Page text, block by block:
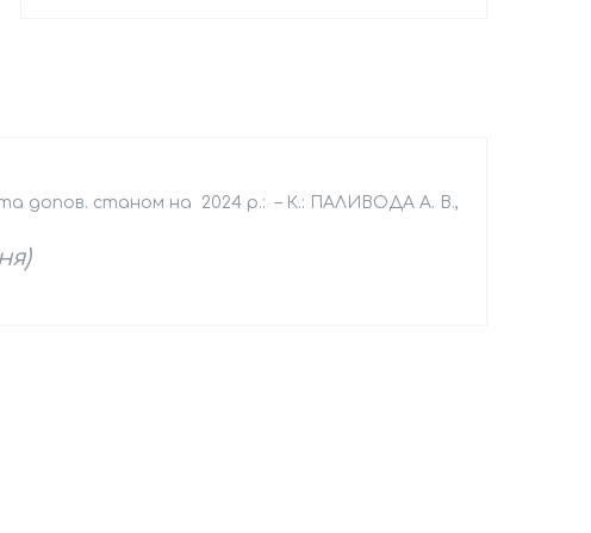
та допов. станом на 2024 р.: – К.: ПАЛИВОДА А. В.,